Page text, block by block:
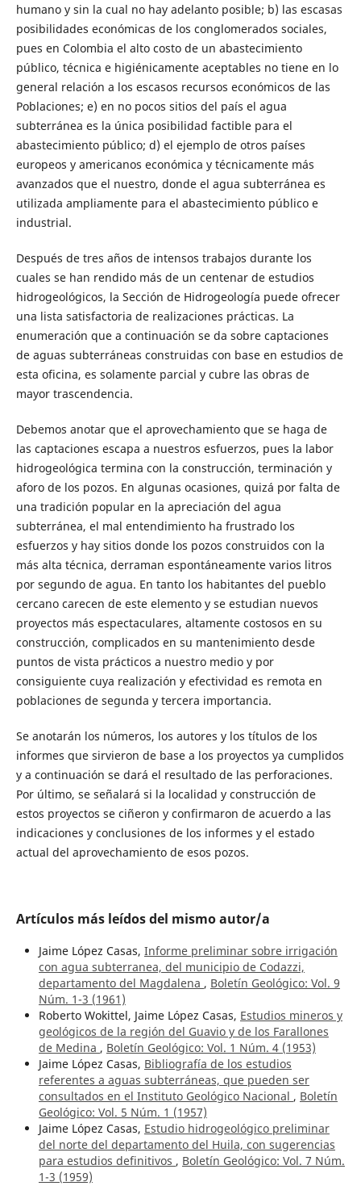
humano y sin la cual no hay adelanto posible; b) las escasas
posibilidades económicas de los conglomerados sociales,
pues en Colombia el alto costo de un abastecimiento
público, técnica e higiénicamente aceptables no tiene en lo
general relación a los escasos recursos económicos de las
Poblaciones; e) en no pocos sitios del país el agua
subterránea es la única posibilidad factible para el
abastecimiento público; d) el ejemplo de otros países
europeos y americanos económica y técnicamente más
avanzados que el nuestro, donde el agua subterránea es
utilizada ampliamente para el abastecimiento público e
industrial.
Después de tres años de intensos trabajos durante los
cuales se han rendido más de un centenar de estudios
hidrogeológicos, la Sección de Hidrogeología puede ofrecer
una lista satisfactoria de realizaciones prácticas. La
enumeración que a continuación se da sobre captaciones
de aguas subterráneas construidas con base en estudios de
esta oficina, es solamente parcial y cubre las obras de
mayor trascendencia.
Debemos anotar que el aprovechamiento que se haga de
las captaciones escapa a nuestros esfuerzos, pues la labor
hidrogeológica termina con la construcción, terminación y
aforo de los pozos. En algunas ocasiones, quizá por falta de
una tradición popular en la apreciación del agua
subterránea, el mal entendimiento ha frustrado los
esfuerzos y hay sitios donde los pozos construidos con la
más alta técnica, derraman espontáneamente varios litros
por segundo de agua. En tanto los habitantes del pueblo
cercano carecen de este elemento y se estudian nuevos
proyectos más espectaculares, altamente costosos en su
construcción, complicados en su mantenimiento desde
puntos de vista prácticos a nuestro medio y por
consiguiente cuya realización y efectividad es remota en
poblaciones de segunda y tercera importancia.
Se anotarán los números, los autores y los títulos de los
informes que sirvieron de base a los proyectos ya cumplidos
y a continuación se dará el resultado de las perforaciones.
Por último, se señalará si la localidad y construcción de
estos proyectos se ciñeron y confirmaron de acuerdo a las
indicaciones y conclusiones de los informes y el estado
actual del aprovechamiento de esos pozos.
Artículos más leídos del mismo autor/a
Jaime López Casas, Informe preliminar sobre irrigación
con agua subterranea, del municipio de Codazzi,
departamento del Magdalena , Boletín Geológico: Vol. 9
Núm. 1-3 (1961)
Roberto Wokittel, Jaime López Casas, Estudios mineros y
geológicos de la región del Guavio y de los Farallones
de Medina , Boletín Geológico: Vol. 1 Núm. 4 (1953)
Jaime López Casas, Bibliografía de los estudios
referentes a aguas subterráneas, que pueden ser
consultados en el Instituto Geológico Nacional , Boletín
Geológico: Vol. 5 Núm. 1 (1957)
Jaime López Casas, Estudio hidrogeológico preliminar
del norte del departamento del Huila, con sugerencias
para estudios definitivos , Boletín Geológico: Vol. 7 Núm.
1-3 (1959)